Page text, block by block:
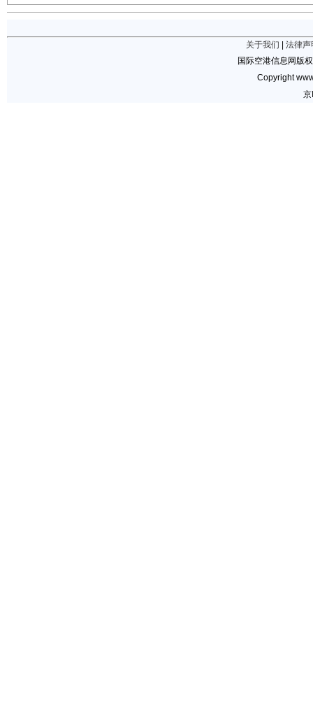
关于我们
法律声
国际空港信息网版
Copyright